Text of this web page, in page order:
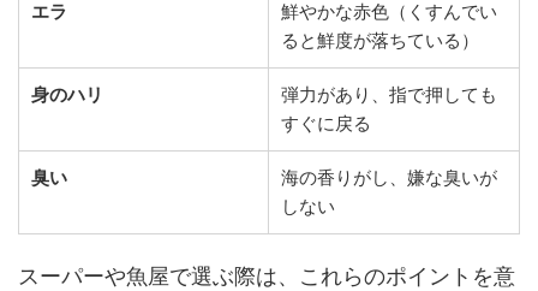
エラ
鮮やかな赤色（くすんでい
ると鮮度が落ちている）
身のハリ
弾力があり、指で押しても
すぐに戻る
臭い
海の香りがし、嫌な臭いが
しない
スーパーや魚屋で選ぶ際は、これらのポイントを意